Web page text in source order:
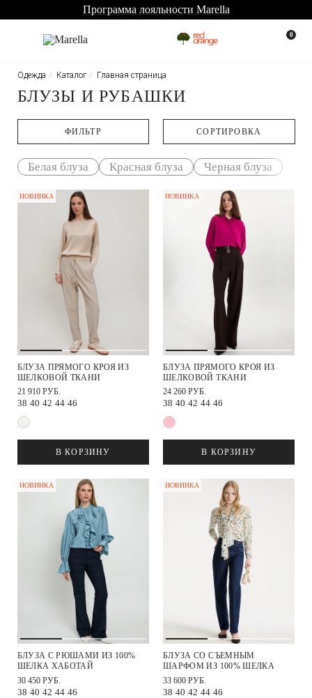
Программа лояльности Marella
0
Главная страница
Каталог
Одежда
БЛУЗЫ И РУБАШКИ
ФИЛЬТР CОРТИРОВКА
Белая блуза Красная блуза Черная блуза
НОВИНКА
БЛУЗА ПРЯМОГО КРОЯ ИЗ
ШЕЛКОВОЙ ТКАНИ
21 910 РУБ.
38 40 42 44 46
В КОРЗИНУ
НОВИНКА
БЛУЗА ПРЯМОГО КРОЯ ИЗ
ШЕЛКОВОЙ ТКАНИ
24 260 РУБ.
38 40 42 44 46
В КОРЗИНУ
НОВИНКА
БЛУЗА С РЮШАМИ ИЗ 100%
ШЕЛКА ХАБОТАЙ
30 450 РУБ.
38 40 42 44 46
НОВИНКА
БЛУЗА СО СЪЕМНЫМ
ШАРФОМ ИЗ 100% ШЕЛКА
33 600 РУБ.
38 40 42 44 46